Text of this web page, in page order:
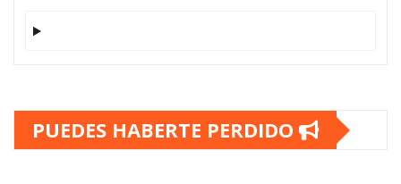
PUEDES HABERTE PERDIDO